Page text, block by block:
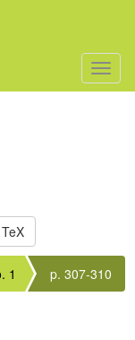
1 p. 307-310